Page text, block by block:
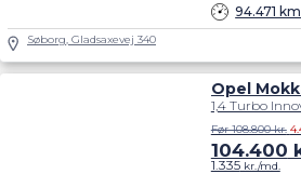
94.471 km
Søborg, Gladsaxevej 340
Opel
1,4 Turbo
Før 108.800 kr.
104.400
1.335kr./md.